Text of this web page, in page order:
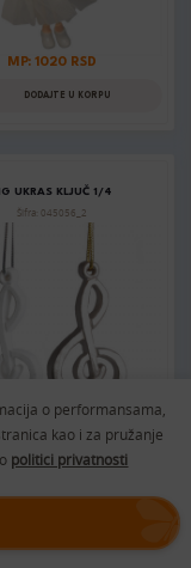
MP: 1020 RSD
DODAJTE U KORPU
UKRAS KLJUČ 1/4
Šifra: 045056_2
o performansama,
kao i za pružanje
politici privatnosti